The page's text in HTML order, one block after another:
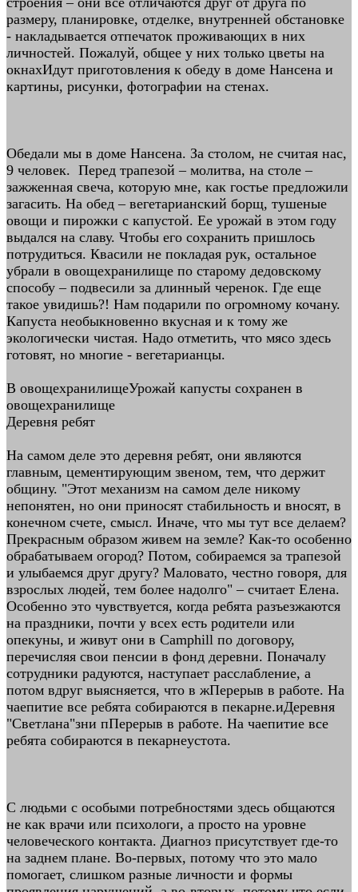
размеру, планировке, отделке, внутренней обстановке
- накладывается отпечаток проживающих в них
личностей. Пожалуй, общее у них только цветы на
окнахИдут приготовления к обеду в доме Нансена и
картины, рисунки, фотографии на стенах.
Обедали мы в доме Нансена. За столом, не считая нас,
9 человек. Перед трапезой – молитва, на столе –
зажженная свеча, которую мне, как гостье предложили
загасить. На обед – вегетарианский борщ, тушеные
овощи и пирожки с капустой. Ее урожай в этом году
выдался на славу. Чтобы его сохранить пришлось
потрудиться. Квасили не покладая рук, остальное
убрали в овощехранилище по старому дедовскому
способу – подвесили за длинный черенок. Где еще
такое увидишь?! Нам подарили по огромному кочану.
Капуста необыкновенно вкусная и к тому же
экологически чистая. Надо отметить, что мясо здесь
готовят, но многие - вегетарианцы.
В овощехранилищеУрожай капусты сохранен в
овощехранилище
Деревня ребят
На самом деле это деревня ребят, они являются
главным, цементирующим звеном, тем, что держит
общину. "Этот механизм на самом деле никому
непонятен, но они приносят стабильность и вносят, в
конечном счете, смысл. Иначе, что мы тут все делаем?
Прекрасным образом живем на земле? Как-то особенно
обрабатываем огород? Потом, собираемся за трапезой
и улыбаемся друг другу? Маловато, честно говоря, для
взрослых людей, тем более надолго" – считает Елена.
Особенно это чувствуется, когда ребята разъезжаются
на праздники, почти у всех есть родители или
опекуны, и живут они в Camphill по договору,
перечисляя свои пенсии в фонд деревни. Поначалу
сотрудники радуются, наступает расслабление, а
потом вдруг выясняется, что в жПерерыв в работе. На
чаепитие все ребята собираются в пекарне.иДеревня
"Светлана"зни пПерерыв в работе. На чаепитие все
ребята собираются в пекарнеустота.
С людьми с особыми потребностями здесь общаются
не как врачи или психологи, а просто на уровне
человеческого контакта. Диагноз присутствует где-то
на заднем плане. Во-первых, потому что это мало
помогает, слишком разные личности и формы